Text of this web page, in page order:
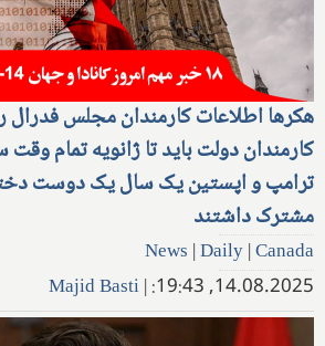
هکرها اطلاعات کارمندان مجلس فدرال
کارمندان دولت باید تا ژانویه تمام وقت
ترامپ و اپستین یک سال یک دوست
مشترک داشتند
News |Daily|Canada
14.08.2025, 19:43:
|
Majid Basti